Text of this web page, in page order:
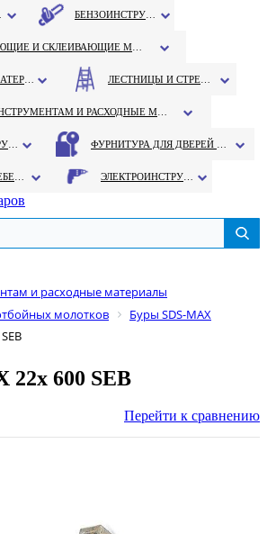
и расходные материалы
молотков
Буры SDS-MAX
22х 600 SEB
Перейти к сравнению